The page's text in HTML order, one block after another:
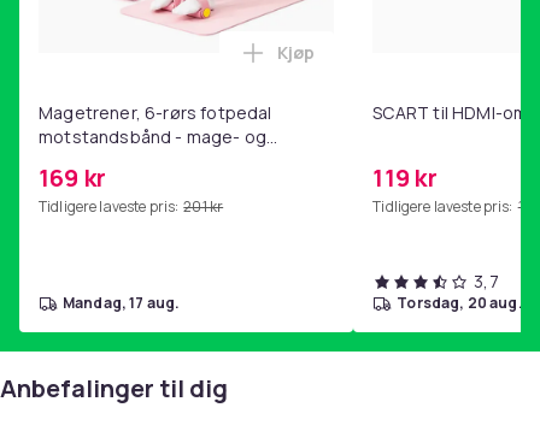
Magetrener, 6-rørs fotpedal
motstandsbånd - mage- og
hjemmegymnastikk Pink
169 kr
Tidligere laveste pris: 201 kr
Legg Magetrener, 6-rørs
Kjøp
mandag, 17 aug.
SCART til HDMI-
119 kr
Tidligere laveste pris:
3,7
torsdag, 20 aug.
Anbefalinger til dig